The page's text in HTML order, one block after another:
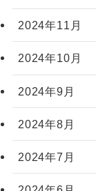
2024年11月
2024年10月
2024年9月
2024年8月
2024年7月